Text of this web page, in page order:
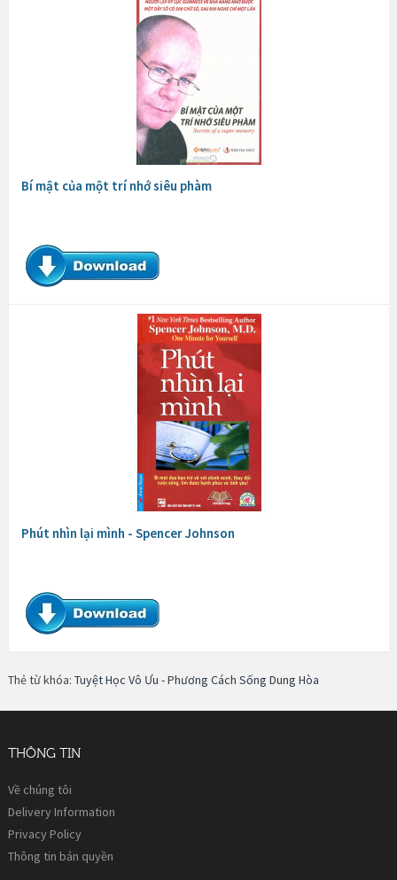
Bí mật của một trí nhớ siêu phàm
Phút nhìn lại mình - Spencer Johnson
Thẻ từ khóa: Tuyệt Học Vô Ưu - Phương Cách Sống Dung Hòa
THÔNG TIN
Về chúng tôi
Delivery Information
Privacy Policy
Thông tin bản quyền